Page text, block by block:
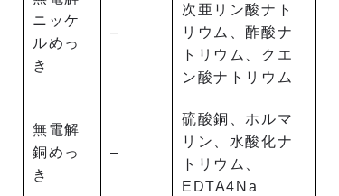
ニッケ
ルめっ
き
–
次亜リン酸ナト
リウム、酢酸ナ
トリウム、クエ
ン酸ナトリウム
無電解
銅めっ
き
–
硫酸銅、ホルマ
リン、水酸化ナ
トリウム、
EDTA4Na